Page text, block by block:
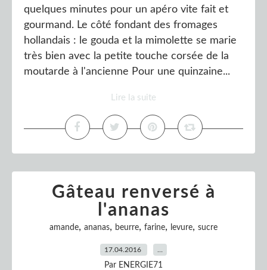
quelques minutes pour un apéro vite fait et
gourmand. Le côté fondant des fromages
hollandais : le gouda et la mimolette se marie
très bien avec la petite touche corsée de la
moutarde à l'ancienne Pour une quinzaine...
Lire la suite
Gâteau renversé à
l'ananas
amande, ananas, beurre, farine, levure, sucre
17.04.2016
Par ENERGIE71